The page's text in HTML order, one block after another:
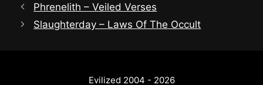
Phrenelith – Veiled Verses
Slaughterday – Laws Of The Occult
Evilized 2004 - 2026